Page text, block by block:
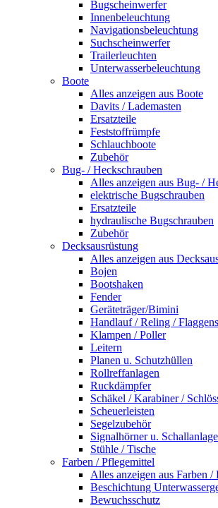
Bugscheinwerfer
Innenbeleuchtung
Navigationsbeleuchtung
Suchscheinwerfer
Trailerleuchten
Unterwasserbeleuchtung
Boote
Alles anzeigen aus Boote
Davits / Lademasten
Ersatzteile
Feststoffrümpfe
Schlauchboote
Zubehör
Bug- / Heckschrauben
Alles anzeigen aus Bug- /
elektrische Bugschrauben
Ersatzteile
hydraulische Bugschrauben
Zubehör
Decksausrüstung
Alles anzeigen aus
Bojen
Bootshaken
Fender
Geräteträger/Bimini
Handlauf / Reling /
Klampen / Poller
Leitern
Planen u. Schutzhüllen
Rollreffanlagen
Ruckdämpfer
Schäkel / Karabiner /
Scheuerleisten
Segelzubehör
Signalhörner u.
Stühle / Tische
Farben / Pflegemittel
Alles anzeigen aus Farben /
Beschichtung
Bewuchsschutz